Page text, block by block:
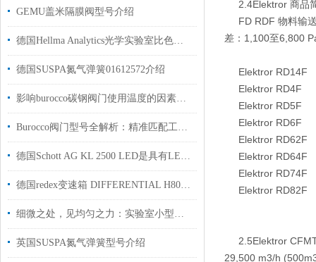
GEMU盖米隔膜阀型号介绍
德国Hellma Analytics光学实验室比色皿106-0.10-40工厂现货
德国SUSPA氮气弹簧01612572介绍
影响burocco碳钢阀门使用温度的因素有这些
Burocco阀门型号全解析：精准匹配工况，意式精工赋能多元工业
德国Schott AG KL 2500 LED是具有LED光引擎的先进冷光源
德国redex变速箱 DIFFERENTIAL H80/6 用于精密轧机上使用
细微之处，见均匀之力：实验室小型匀质机，样品前处理的精微大师
英国SUSPA氮气弹簧型号介绍
2.4Elektror 商品
FD RDF 物料输送
差：1,100至6,800
Elektror RD14F
Elektror RD4F
Elektror RD5F
Elektror RD6F
Elektror RD62F
Elektror RD64F
Elektror RD74F
Elektror RD82F
2.5Elektror CFMT
29,500 m3/h